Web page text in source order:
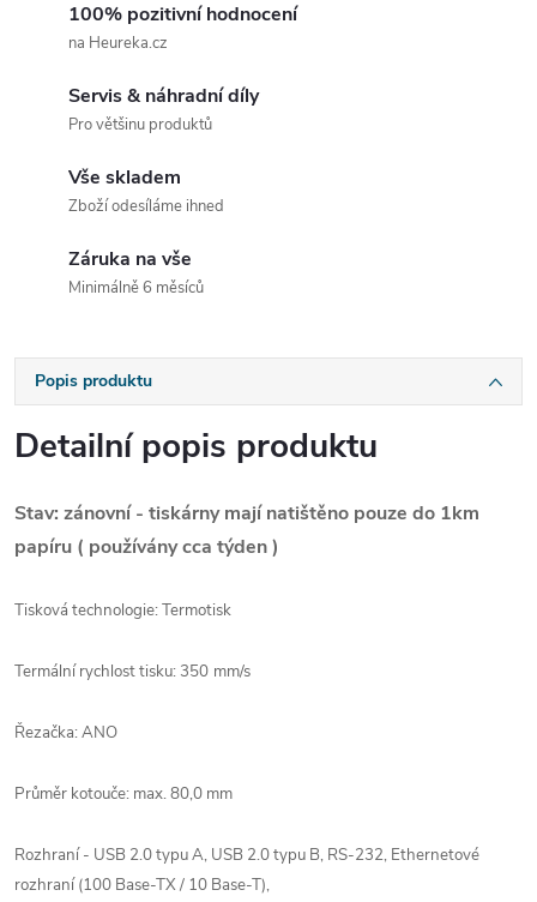
100% pozitivní hodnocení
na Heureka.cz
Servis & náhradní díly
Pro většinu produktů
Vše skladem
Zboží odesíláme ihned
Záruka na vše
Minimálně 6 měsíců
Popis produktu
Detailní popis produktu
Stav: zánovní - tiskárny mají natištěno pouze do 1km
papíru ( používány cca týden )
Tisková technologie: Termotisk
Termální rychlost tisku: 350 mm/s
Řezačka: ANO
Průměr kotouče: max. 80,0 mm
Rozhraní - USB 2.0 typu A, USB 2.0 typu B, RS-232, Ethernetové
rozhraní (100 Base-TX / 10 Base-T),